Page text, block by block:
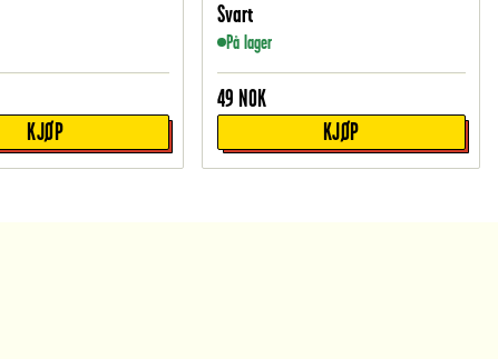
KJØP
Svart
På lager
49 NOK
KJØP